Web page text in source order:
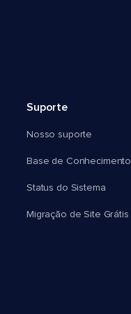
Suporte
Nosso suporte
Base de Conhecimento
Status do Sistema
Migração de Site Grátis